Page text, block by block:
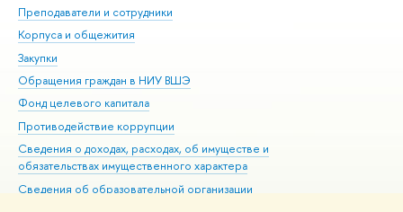
Преподаватели и сотрудники
Корпуса и общежития
Закупки
Обращения граждан в НИУ ВШЭ
Фонд целевого капитала
Противодействие коррупции
Сведения о доходах, расходах, об имуществе и
обязательствах имущественного характера
Сведения об образовательной организации